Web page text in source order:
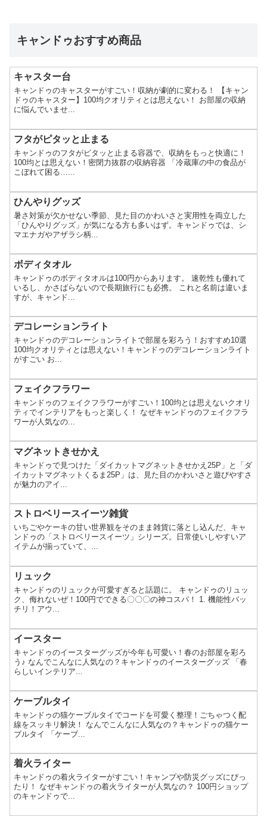
キャンドゥおすすめ商品
キャスター台
キャンドゥのキャスターがすごい！収納が劇的に変わる！ 【キャン
ドゥのキャスター】100均クオリティとは思えない！ お部屋の収納
に悩んでいませ...
フタがピタッと止まる
キャンドゥのフタがピタッと止まる容器で、収納をもっと快適に！
100均とは思えない！密閉力抜群の収納容器 「冷蔵庫の中の食品が
こぼれて困る…...
ひんやりグッズ
暑さ対策が欠かせない季節、見た目のかわいさと実用性を両立した
「ひんやりグッズ」が気になる方も多いはず。キャンドゥでは、シ
マエナガやアザラシ柄...
ボディタオル
キャンドゥのボディタオルは100円からあります。 速乾性も優れて
いるし、かさばらないので長期旅行にも必携。 これと名前は違いま
すが、キャンド...
デコレーションライト
キャンドゥのデコレーションライトで部屋を彩ろう！おすすめ10選
100均クオリティとは思えない！キャンドゥのデコレーションライト
がすごい お...
フェイクフラワー
キャンドゥのフェイクフラワーがすごい！100均とは思えないクオリ
ティでインテリアをもっと楽しく！ なぜキャンドゥのフェイクフラ
ワーが人気なの...
マグネットきせかえ
キャンドゥで見つけた「ダイカットマグネットきせかえ25P」と「ダ
イカットマグネットくるま25P」は、見た目のかわいさと遊びやすさ
が魅力のアイ...
ストロベリースイーツ雑貨
いちごやケーキの甘い世界観をそのまま雑貨に落とし込んだ、キャ
ンドゥの「ストロベリースイーツ」シリーズ。日常使いしやすいア
イテムが揃っていて、...
リュック
キャンドゥのリュックが可愛すぎると話題に。 キャンドゥのリュッ
ク、侮れないぜ！100円でできる〇〇〇の神コスパ！ 1. 機能性バッ
チリ！アウ...
イースター
キャンドゥのイースターグッズが今年も可愛い！春のお部屋を彩ろ
う♪ なんでこんなに人気なの？キャンドゥのイースターグッズ 「春
らしいインテリア...
ケーブルタイ
キャンドゥの猫ケーブルタイでコードを可愛く整理！ごちゃつく配
線をスッキリ解決！ なんでこんなに人気なの？キャンドゥの猫ケー
ブルタイ 「ケーブ...
着火ライター
キャンドゥの着火ライターがすごい！キャンプや防災グッズにぴっ
たり！ なぜキャンドゥの着火ライターが人気なの？ 100円ショップ
のキャンドゥで...